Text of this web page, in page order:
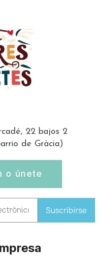
22 bajos 2
de Gràcia)
o únete
Suscribirse